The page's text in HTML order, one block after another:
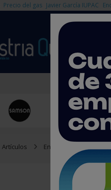
Precio del gas Javier García IUPAC
Artículos Entrevistas